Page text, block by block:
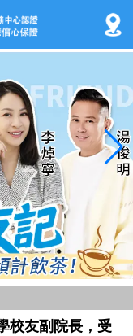
校友副院長，受